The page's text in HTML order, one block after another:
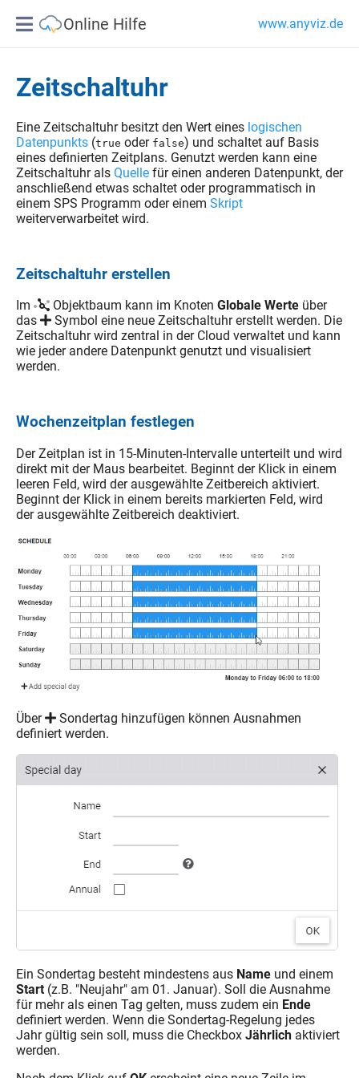
Online Hilfe www.anyviz.de
Zeitschaltuhr
Eine Zeitschaltuhr besitzt den Wert eines logischen
Datenpunkts (true oder false) und schaltet auf Basis
eines definierten Zeitplans. Genutzt werden kann eine
Zeitschaltuhr als Quelle für einen anderen Datenpunkt, der
anschließend etwas schaltet oder programmatisch in
einem SPS Programm oder einem Skript
weiterverwarbeitet wird.
Zeitschaltuhr erstellen
Im Objektbaum kann im Knoten Globale Werte über
das
Symbol eine neue Zeitschaltuhr erstellt werden. Die
Zeitschaltuhr wird zentral in der Cloud verwaltet und kann
wie jeder andere Datenpunkt genutzt und visualisiert
werden.
Wochenzeitplan festlegen
Der Zeitplan ist in 15-Minuten-Intervalle unterteilt und wird
direkt mit der Maus bearbeitet. Beginnt der Klick in einem
leeren Feld, wird der ausgewählte Zeitbereich aktiviert.
Beginnt der Klick in einem bereits markierten Feld, wird
der ausgewählte Zeitbereich deaktiviert.
Über
Sondertag hinzufügen können Ausnahmen
definiert werden.
Ein Sondertag besteht mindestens aus Name und einem
Start (z.B. "Neujahr" am 01. Januar). Soll die Ausnahme
für mehr als einen Tag gelten, muss zudem ein Ende
definiert werden. Wenn die Sondertag-Regelung jedes
Jahr gültig sein soll, muss die Checkbox Jährlich aktiviert
werden.